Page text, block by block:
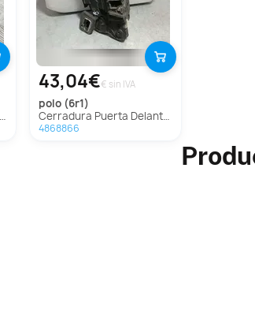
43,04€€ sin IVA
polo (6r1)
Cerradura Puerta Delantera Izquierda Para Volkswagen Polo
4868866